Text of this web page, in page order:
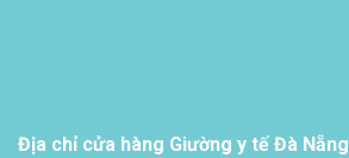
Địa chỉ cửa hàng Giường y tế Đà Nẵng